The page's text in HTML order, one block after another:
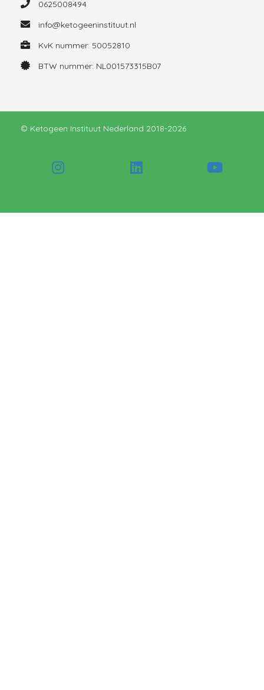
0625008494
info@ketogeeninstituut.nl
KvK nummer: 50052810
BTW nummer: NL001573315B07
© Ketogeen Instituut Nederland 2018-2026